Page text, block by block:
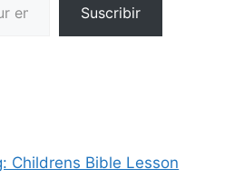
Suscribir
Childrens Bible Lesson